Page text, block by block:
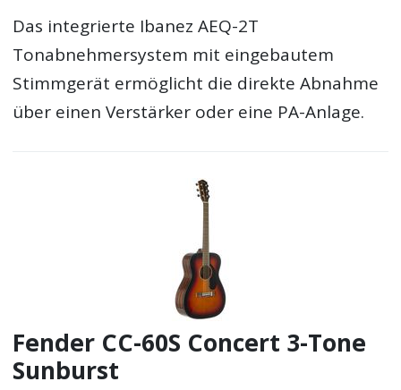
Das integrierte Ibanez AEQ-2T
Tonabnehmersystem mit eingebautem
Stimmgerät ermöglicht die direkte Abnahme
über einen Verstärker oder eine PA-Anlage.
Fender CC-60S Concert 3-Tone
Sunburst